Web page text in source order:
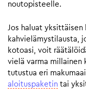
noutopisteelle.
Jos haluat yksittäisen
kahvielämystilausta,
kotoasi, voit
vielä varma millainen
tutustua eri
aloituspaketin tai